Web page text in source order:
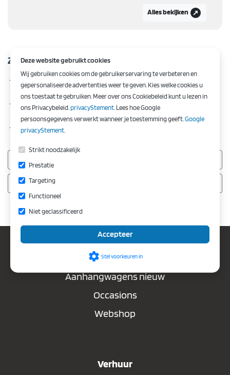
Alles bekijken outbound
Zekerheden van fripaan
checkedOfficieel merkdealer
checked 50 jaar ervaring
checkedStandaard 6 maanden garantie
Bel (0594) 644 136
Verkoop
Aanhangwagens nieuw
Occasions
Webshop
Verhuur
Deze website gebruikt cookies
Wij gebruiken cookies om de gebruikerservaring te verbeteren en
gepersonaliseerde advertenties weer te geven. Kies welke cookies u
ons toestaat te gebruiken. Meer over ons Cookiebeleid kunt u lezen in
ons Privacybeleid. privacyStement . Lees hoe Google
persoonsgegevens verwerkt wanneer je toestemming geeft. Google
privacyStement
Strikt noodzakelijk
Prestatie
Targeting
Functioneel
Niet geclassificeerd
Accepteer
settings Stel voorkeuren in